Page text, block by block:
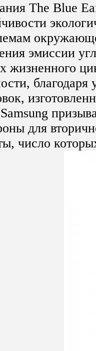
The Blue
эмиссии
жизненного
для
число